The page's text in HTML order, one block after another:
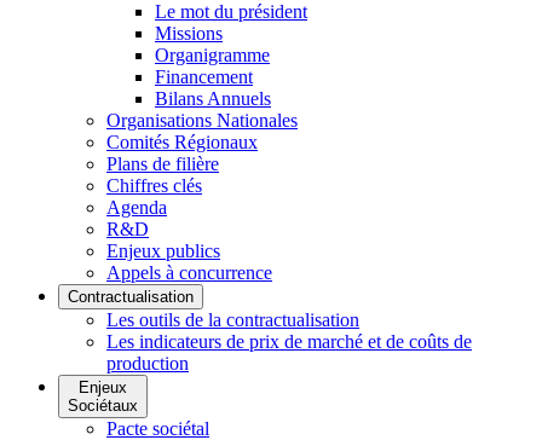
Le mot du président
Missions
Organigramme
Financement
Bilans Annuels
Organisations Nationales
Comités Régionaux
Plans de filière
Chiffres clés
Agenda
R&D
Enjeux publics
Appels à concurrence
Contractualisation
Les outils de la contractualisation
Les indicateurs de prix de marché et de coûts de
production
Enjeux
Sociétaux
Pacte sociétal